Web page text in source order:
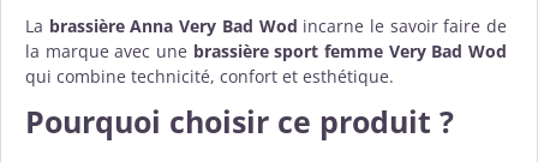
La brassière Anna Very Bad Wod incarne le savoir faire de
la marque avec une brassière sport femme Very Bad Wod
qui combine technicité, confort et esthétique.
Pourquoi choisir ce produit ?